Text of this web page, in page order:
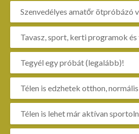
Szenvedélyes amatőr ötpróbázó
Tavasz, sport, kerti programok
Tegyél egy próbát (legalább)!
Télen is edzhetek otthon,
Télen is lehet már aktívan